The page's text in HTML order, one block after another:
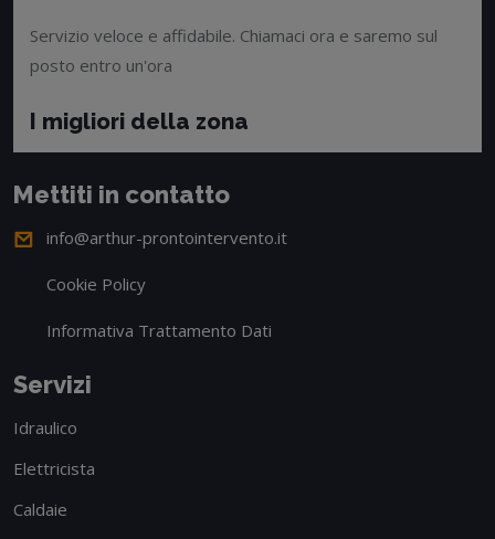
Servizio veloce e affidabile. Chiamaci ora e saremo sul
posto entro un'ora
I migliori della zona
Mettiti in contatto
info@arthur-prontointervento.it
Cookie Policy
Informativa Trattamento Dati
Servizi
Idraulico
Elettricista
Caldaie